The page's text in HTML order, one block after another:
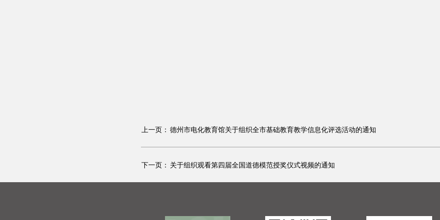
上一页： 德州市电化教育馆关于组织全市基础教育教学信息化评选活动的通知
下一页： 关于组织观看第四届全国道德模范授奖仪式视频的通知